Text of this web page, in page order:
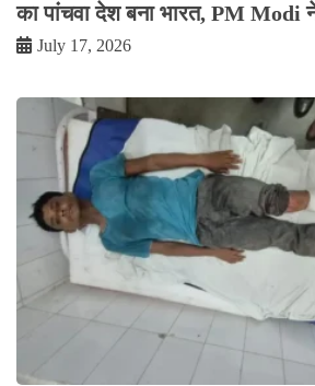
का पांचवा देश बना भारत, PM Modi
July 17, 2026